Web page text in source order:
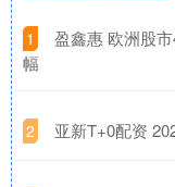
1
盈鑫惠 欧洲股
幅
2 亚新T+0配资